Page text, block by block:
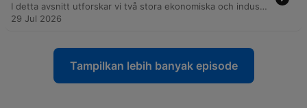
I detta avsnitt utforskar vi två stora ekonomiska och industriella skandaler. Först går vi bakom kulisserna i Trustor-härvan med journalisten Gunnar Lindstedt, som avslöjar hur Lord Moyns affärer och användandet av bolagets medel för privata vinster doldes genom offshore-konton och bristande revisorskontroll. Därefter granskar vi Northvolts utmaningar, från de stora ambitionerna och beroendet av kinesisk teknik till de ekonomiska svårigheterna, arbetsmiljöfrågor och den politiska komplexiteten kring offentliga investeringar. Avsnittet avslutas med en diskussion om framtidens energibehov kopplat till AI och datahallar.
29 Jul 2026
Tampilkan lebih banyak episode